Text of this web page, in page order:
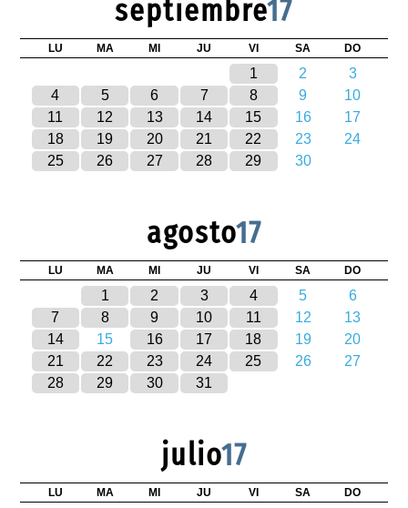
septiembre17
LU MA MI JU VI SA DO
1 2
3
4
5 6 7 8 9
10
11
12 13 14 15 16
17
18
19 20 21 22 23
24
25
26 27 28 29 30
agosto17
LU MA MI JU VI SA DO
1 2 3 4 5
6
7
8 9 10 11 12
13
14
15 16 17 18 19
20
21
22 23 24 25 26
27
28
29 30 31
julio17
LU MA MI JU VI SA DO